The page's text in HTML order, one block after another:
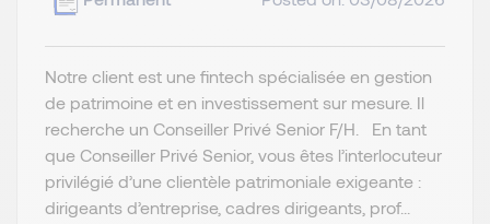
Notre client est une fintech spécialisée en gestion
de patrimoine et en investissement sur mesure. Il
recherche un Conseiller Privé Senior F/H. En tant
que Conseiller Privé Senior, vous êtes l’interlocuteur
privilégié d’une clientèle patrimoniale exigeante :
dirigeants d’entreprise, cadres dirigeants, prof...